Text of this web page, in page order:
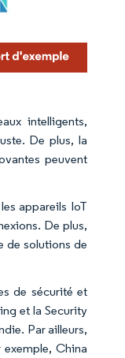
intelligents,
De plus, la
peuvent
appareils IoT
De plus,
de solutions de
de sécurité et
et la Security
Par ailleurs,
China